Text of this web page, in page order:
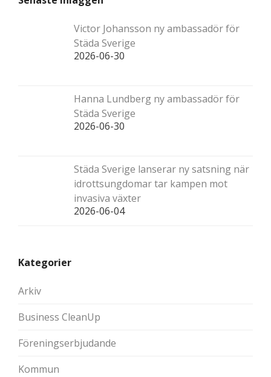
Victor Johansson ny ambassadör för
Städa Sverige
2026-06-30
Hanna Lundberg ny ambassadör för
Städa Sverige
2026-06-30
Städa Sverige lanserar ny satsning när
idrottsungdomar tar kampen mot
invasiva växter
2026-06-04
Kategorier
Arkiv
Business CleanUp
Föreningserbjudande
Kommun